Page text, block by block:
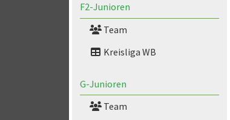
F2-Junioren
Team
Kreisliga WB
G-Junioren
Team